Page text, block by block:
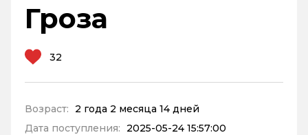
Гроза
32
Возраст:
2 года 2 месяца 14 дней
Дата поступления:
2025-05-24 15:57:00